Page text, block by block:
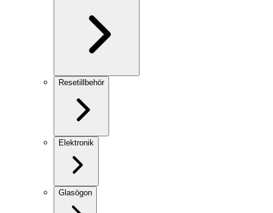
Resetillbehör
Elektronik
Glasögon